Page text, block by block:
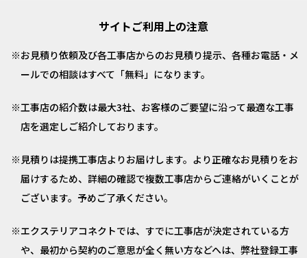
サイトご利用上の注意
お見積り依頼及び各工事店からのお見積り提示、各種お電話・メ
ールでの相談はすべて「無料」になります。
工事店の紹介数は最大3社、お客様のご要望に沿って最適な工事
店を選定しご紹介しております。
見積りは提携工事店よりお届けします。より正確なお見積りをお
届けするため、詳細の確認で複数工事店からご連絡がいくことが
ございます。予めご了承ください。
エクステリアコネクトでは、すでに工事店が決定されている方
や、最初から契約のご意思が全く無い方などへは、弊社登録工事